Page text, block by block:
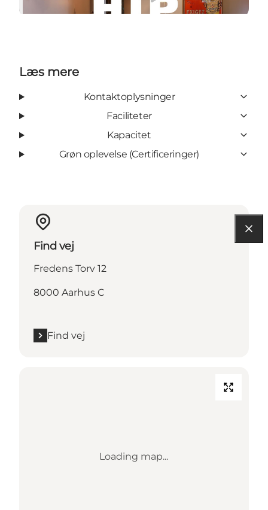
Læs mere
Kontaktoplysninger
Faciliteter
Kapacitet
Grøn oplevelse (Certificeringer)
Find vej
Fredens Torv 12
8000 Aarhus C
Find vej
Loading map...